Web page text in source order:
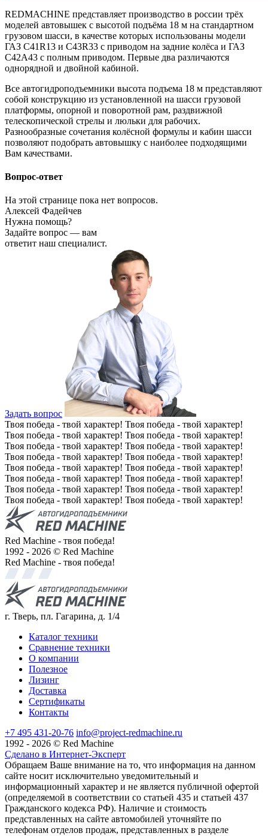
REDMACHINE представляет производство в россии трёх
моделей автовышек с высотой подъёма 18 м на стандартном
грузовом шасси, в качестве которых использованы модели
ГАЗ С41R13 и C43R33 с приводом на задние колёса и ГАЗ
C42A43 с полным приводом. Первые два различаются
однорядной и двойной кабиной.
Все автогидроподъемники высота подъема 18 м представляют
собой конструкцию из установленной на шасси грузовой
платформы, опорной и поворотной рам, раздвижной
телескопической стрелы и люльки для рабочих.
Разнообразные сочетания колёсной формулы и кабин шасси
позволяют подобрать автовышку с наиболее подходящими
Вам качествами.
Вопрос-ответ
На этой странице пока нет вопросов.
Алексей Фадейчев
Нужна помощь?
Задайте вопрос — вам
ответит наш специалист.
Задать вопрос
Твоя победа - твой характер! Твоя победа - твой характер!
Твоя победа - твой характер! Твоя победа - твой характер!
Твоя победа - твой характер! Твоя победа - твой характер!
Твоя победа - твой характер! Твоя победа - твой характер!
Твоя победа - твой характер! Твоя победа - твой характер!
Твоя победа - твой характер! Твоя победа - твой характер!
Твоя победа - твой характер! Твоя победа - твой характер!
Твоя победа - твой характер! Твоя победа - твой характер!
Red Machine - твоя победа!
1992 - 2026 © Red Machine
Red Machine - твоя победа!
г. Тверь, пл. Гагарина, д. 1/4
Каталог техники
Сравнение техники
О компании
Полезное
Лизинг
Доставка
Сертификаты
Контакты
+7 495 431-20-76 info@project-redmachine.ru
1992 - 2026 © Red Machine
Сделано в Интернет-Эксперт
Обращаем Ваше внимание на то, что информация на данном
сайте носит исключительно уведомительный и
информационный характер и не является публичной офертой
(определяемой в соответствии со статьей 435 и статьей 437
Гражданского кодекса РФ). Наличие и стоимость
представленных на сайте автомобилей уточняйте по
телефонам отделов продаж, представленных в разделе